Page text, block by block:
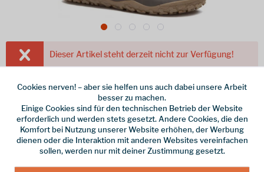
Dieser Artikel steht derzeit nicht zur Verfügung!
230,00 € *
/ Versandkostenfrei!
Farbe
Größe
Größentabelle >
Cookies nerven! – aber sie helfen uns auch dabei unsere Arbeit
besser zu machen.
Einige Cookies sind für den technischen Betrieb der Website
erforderlich und werden stets gesetzt. Andere Cookies, die den
Komfort bei Nutzung unserer Website erhöhen, der Werbung
dienen oder die Interaktion mit anderen Websites vereinfachen
sollen, werden nur mit deiner Zustimmung gesetzt.